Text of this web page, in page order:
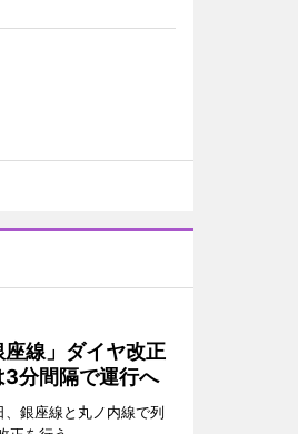
線」ダイヤ改正
分間隔で運行へ
銀座線と丸ノ内線で列